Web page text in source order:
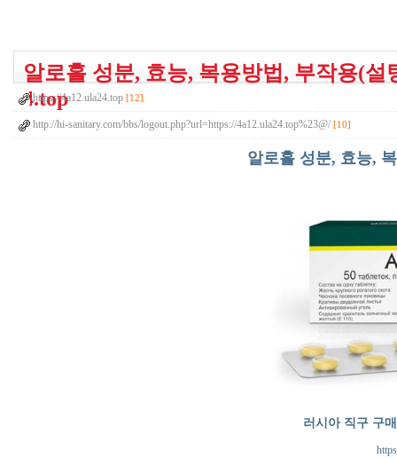
알로홀 성분, 효능, 복용방법, 부작용(
4.top
https://4a12.ula24.top [12]
http://hi-sanitary.com/bbs/logout.php?url=https://4a12.ula24.top%23@/ [10]
알로홀 성분, 효능,
러시아 직구 구